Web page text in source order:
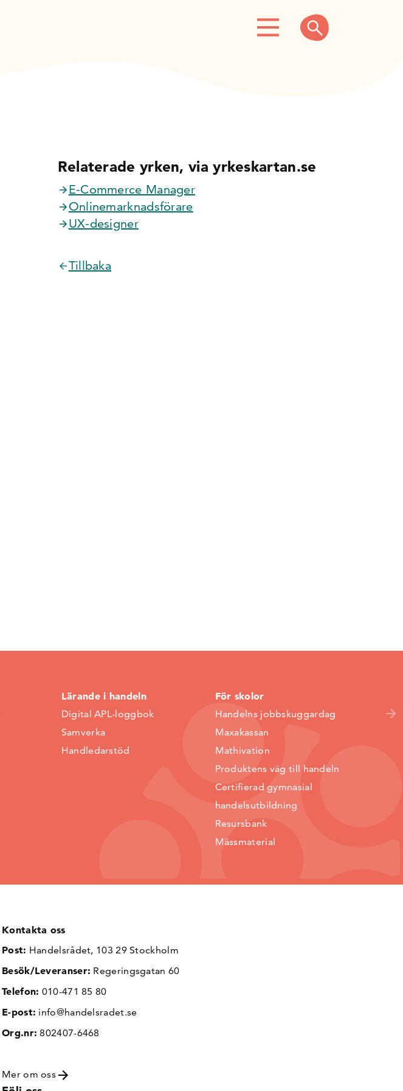
Relaterade yrken, via yrkeskartan.se
E-Commerce Manager
Onlinemarknadsförare
UX-designer
Tillbaka
Lärande i handeln
Digital APL-loggbok
Samverka
Handledarstöd
För skolor
Handelns jobbskuggardag
Maxakassan
Mathivation
Produktens väg till handeln
Certifierad gymnasial
handelsutbildning
Resursbank
Mässmaterial
Kontakta oss
Post: Handelsrådet, 103 29 Stockholm
Besök/Leveranser: Regeringsgatan 60
Telefon: 010-471 85 80
E-post: info@handelsradet.se
Org.nr: 802407-6468
Mer om oss